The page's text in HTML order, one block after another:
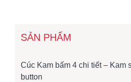
SẢN PHẨM
Cúc Kam bấm 4 chi tiết – Kam
button